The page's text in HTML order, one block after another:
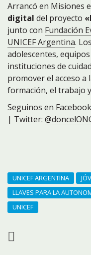
Arrancó en Misiones
digital del proyecto
junto con Fundación
UNICEF Argentina.
adolescentes,
instituciones de
promover el acceso a
formación, el trabajo
Seguinos en
| Twitter:
UNICEF ARGENTINA
LLAVES PARA LA
UNICEF